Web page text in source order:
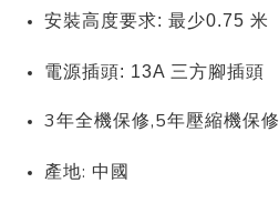
安裝高度要求: 最少0.75 米
電源插頭: 13A 三方腳插頭
3年全機保修,5年壓縮機保修
產地: 中國